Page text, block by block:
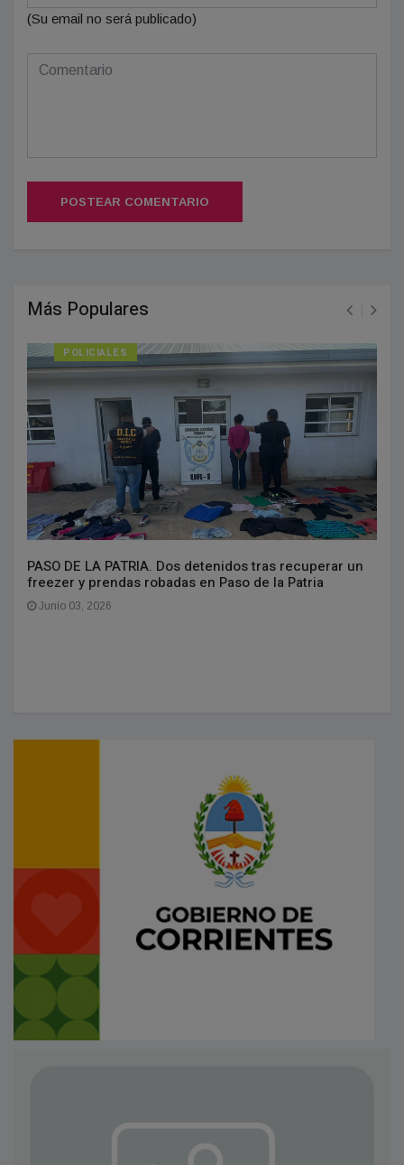
(Su email no será publicado)
POSTEAR COMENTARIO
Más Populares
POLICIALES
PASO DE LA PATRIA. Dos detenidos tras recuperar un
freezer y prendas robadas en Paso de la Patria
Junio 03, 2026